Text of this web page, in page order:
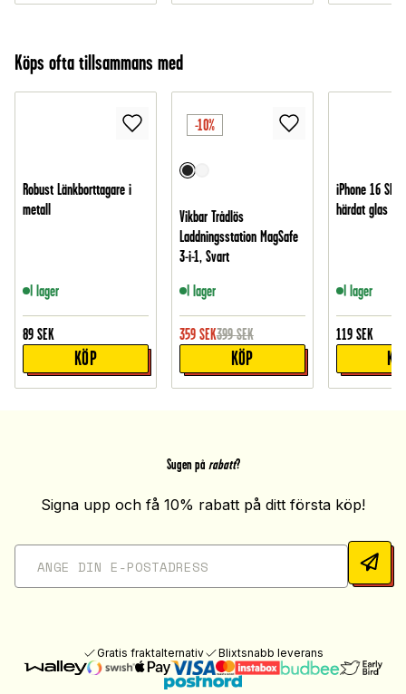
Köps ofta tillsammans med
Robust Länkborttagare i
metall
I lager
89 SEK
KÖP
-10%
Vikbar Trådlös
Laddningsstation MagSafe
3-i-1, Svart
I lager
359 SEK399 SEK
KÖP
iPhone 16
härdat glas
I lager
119 SEK
Sugen på rabatt?
Signa upp och få 10% rabatt på ditt första köp!
Gratis fraktalternativ Blixtsnabb leverans